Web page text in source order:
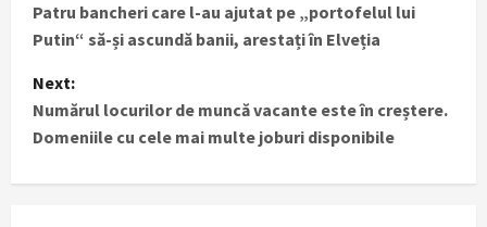
o
s
t
Patru bancheri care l-au ajutat pe „portofelul lui
Putin“ să-și ascundă banii, arestați în Elveția
Next:
Numărul locurilor de muncă vacante este în creștere.
Domeniile cu cele mai multe joburi disponibile